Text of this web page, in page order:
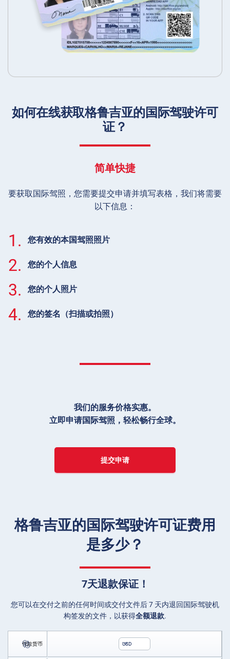
如何在线获取格鲁吉亚的国际驾驶许可
证？
简单快捷
要获取国际驾照，您需要提交申请并填写表格，我们将需要
以下信息：
1. 您有效的本国驾照照片
2. 您的个人信息
3. 您的个人照片
4. 您的签名（扫描或拍照）
我们的服务价格实惠。
立即申请国际驾照，轻松畅行全球。
提交申请
格鲁吉亚的国际驾驶许可证费用
是多少？
7天退款保证！
您可以在交付之前的任何时间或交付文件后 7 天内退回国际驾驶机
构签发的文件，以获得全额退款.
付款货币 USD